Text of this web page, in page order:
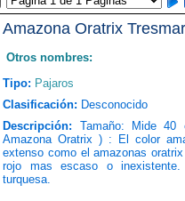
Amazona Oratrix
Otros nombres:
Tipo: Pajaros
Clasificación: Desconocido
Descripción: Tamaño: Mide 40
Amazona Oratrix ) : El color
extenso como el amazonas
rojo mas escaso o
turquesa.